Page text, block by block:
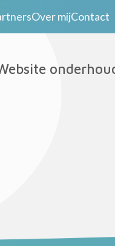
Over mijContact